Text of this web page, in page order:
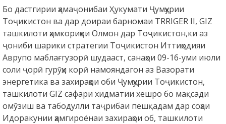
Бо дастгирии ҳамаҷонибаи Ҳукумати Ҷумҳурии
Тоҷикистон ва дар доираи барномаи TRRIGER II, GIZ
ташкилоти ҳамкориҳои Олмон дар Тоҷикистон,ки аз
ҷониби шарики стратегии Тоҷикистон Иттиҳодияи
Аврупо маблағгузорӣ шудааст, санаҳои 09-16-уми июли
соли ҷорӣ гурӯҳи корӣ намояндагон аз Вазорати
энергетика ва захираҳои оби Ҷумҳурии Тоҷикистон,
ташкилоти GIZ сафари хидматии хешро бо мақсади
омӯзиш ва табодулли таҷрибаи пешқадам дар соҳаи
Идоракунии ҳамгироёнаи захираҳои об, ташкилоти